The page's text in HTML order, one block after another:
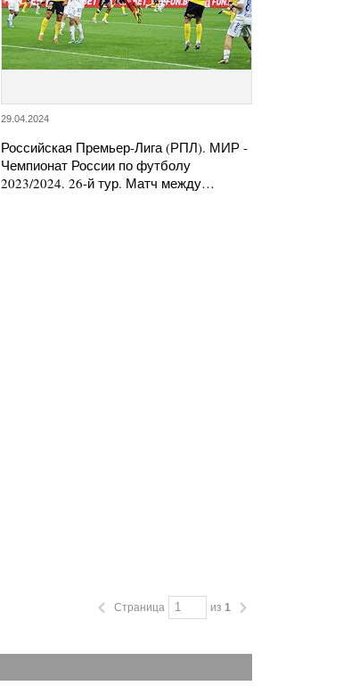
29.04.2024
Российская Премьер-Лига (РПЛ). МИР -
Чемпионат России по футболу
2023/2024. 26-й тур. Матч между…
Страница из 1